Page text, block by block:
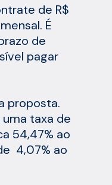
de R$
É
de
pagar
proposta.
taxa de
54,47% ao
4,07% ao